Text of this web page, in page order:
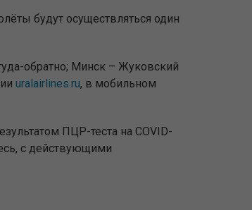
будут осуществляться один
обратно; Минск – Жуковский
uralairlines.ru, в мобильном
ПЦР-теста на COVID-
с действующими